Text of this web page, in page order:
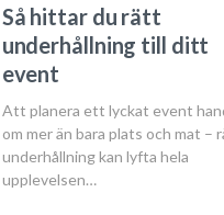
Så hittar du rätt
underhållning till ditt
event
Att planera ett lyckat event
om mer än bara plats och mat –
underhållning kan lyfta hela
upplevelsen…